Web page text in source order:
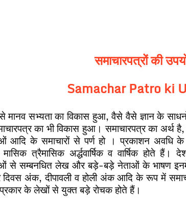
समाचारपत्रों की
Samachar Patro ki
सभ्यता का विकास हुआ, वैसे वैसे ज्ञान के
का भी विकास हुआ। समाचारपत्र का अर्थ
आदि के समाचारों से पर्ण हो । प्रकाशन अवधि के
मासिक त्रैमासिक अर्द्धवार्षिक व वार्षिक होते
से सम्बनधित लेख और बड़े-बड़े नेताओं के भाषण
अंक, दीपावली व होली अंक आदि के रूप में
प्रकार के लेखों से युक्त बड़े रोचक होते हैं।